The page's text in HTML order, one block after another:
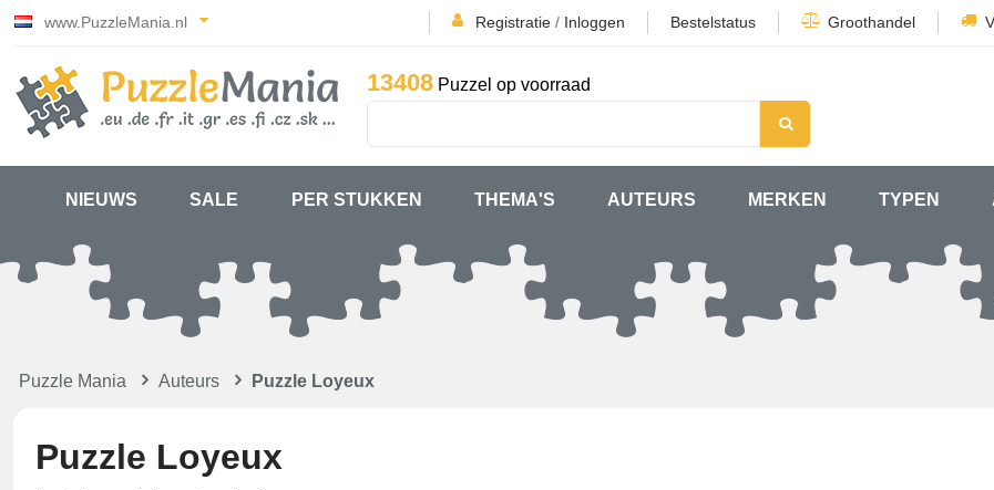
www.PuzzleMania.nl Registratie / Inloggen Bestelstatus Groothandel
13408 Puzzel op voorraad
NIEUWS SALE PER STUKKEN THEMA'S AUTEURS MERKEN TYPEN
Puzzle Mania Auteurs Puzzle Loyeux
Puzzle Loyeux